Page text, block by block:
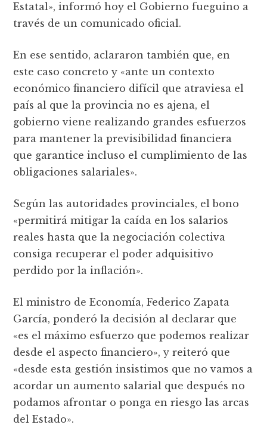
Estatal», informó hoy el Gobierno fueguino a
través de un comunicado oficial.
En ese sentido, aclararon también que, en
este caso concreto y «ante un contexto
económico financiero difícil que atraviesa el
país al que la provincia no es ajena, el
gobierno viene realizando grandes esfuerzos
para mantener la previsibilidad financiera
que garantice incluso el cumplimiento de las
obligaciones salariales».
Según las autoridades provinciales, el bono
«permitirá mitigar la caída en los salarios
reales hasta que la negociación colectiva
consiga recuperar el poder adquisitivo
perdido por la inflación».
El ministro de Economía, Federico Zapata
García, ponderó la decisión al declarar que
«es el máximo esfuerzo que podemos realizar
desde el aspecto financiero», y reiteró que
«desde esta gestión insistimos que no vamos a
acordar un aumento salarial que después no
podamos afrontar o ponga en riesgo las arcas
del Estado».